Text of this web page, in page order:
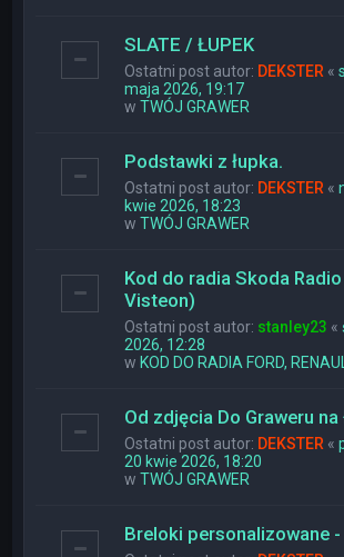
SLATE / ŁUPEK
Ostatni post autor: DEKSTER «
maja 2026, 19:17
wTWÓJ GRAWER
Podstawki z łupka.
Ostatni post autor: DEKSTER «
kwie 2026, 18:23
wTWÓJ GRAWER
Kod do radia Skoda
Visteon)
Ostatni post autor: stanley23 «
2026, 12:28
w KOD DO RADIA FORD,
Od zdjęcia Do Graweru na
Ostatni post autor: DEKSTER «
20 kwie 2026, 18:20
wTWÓJ GRAWER
Breloki personalizowane